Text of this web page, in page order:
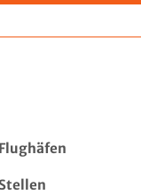
Flughäfen
Stellen